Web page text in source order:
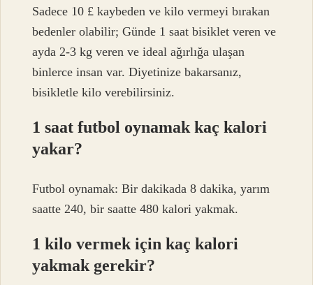
Sadece 10 £ kaybeden ve kilo vermeyi bırakan
bedenler olabilir; Günde 1 saat bisiklet veren ve
ayda 2-3 kg veren ve ideal ağırlığa ulaşan
binlerce insan var. Diyetinize bakarsanız,
bisikletle kilo verebilirsiniz.
1 saat futbol oynamak kaç kalori
yakar?
Futbol oynamak: Bir dakikada 8 dakika, yarım
saatte 240, bir saatte 480 kalori yakmak.
1 kilo vermek için kaç kalori
yakmak gerekir?